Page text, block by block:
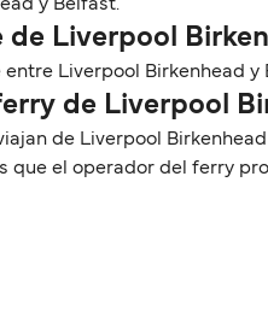
y Belfast.
Liverpool
Liverpool Birkenhead y
de Liverpool
de Liverpool
que el operador del ferry